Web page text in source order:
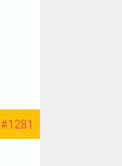
#1281